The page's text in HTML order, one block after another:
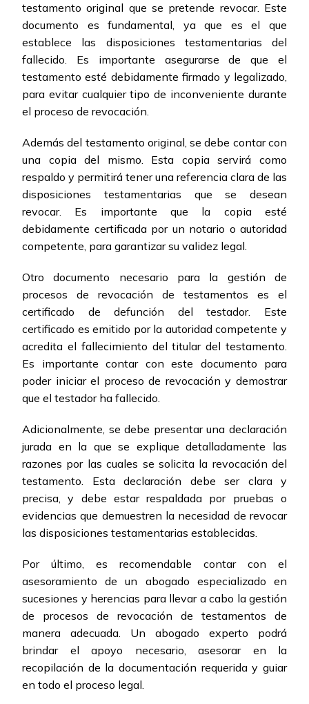
testamento original que se pretende revocar. Este
documento es fundamental, ya que es el que
establece las disposiciones testamentarias del
fallecido. Es importante asegurarse de que el
testamento esté debidamente firmado y legalizado,
para evitar cualquier tipo de inconveniente durante
el proceso de revocación.
Además del testamento original, se debe contar con
una copia del mismo. Esta copia servirá como
respaldo y permitirá tener una referencia clara de las
disposiciones testamentarias que se desean
revocar. Es importante que la copia esté
debidamente certificada por un notario o autoridad
competente, para garantizar su validez legal.
Otro documento necesario para la gestión de
procesos de revocación de testamentos es el
certificado de defunción del testador. Este
certificado es emitido por la autoridad competente y
acredita el fallecimiento del titular del testamento.
Es importante contar con este documento para
poder iniciar el proceso de revocación y demostrar
que el testador ha fallecido.
Adicionalmente, se debe presentar una declaración
jurada en la que se explique detalladamente las
razones por las cuales se solicita la revocación del
testamento. Esta declaración debe ser clara y
precisa, y debe estar respaldada por pruebas o
evidencias que demuestren la necesidad de revocar
las disposiciones testamentarias establecidas.
Por último, es recomendable contar con el
asesoramiento de un abogado especializado en
sucesiones y herencias para llevar a cabo la gestión
de procesos de revocación de testamentos de
manera adecuada. Un abogado experto podrá
brindar el apoyo necesario, asesorar en la
recopilación de la documentación requerida y guiar
en todo el proceso legal.